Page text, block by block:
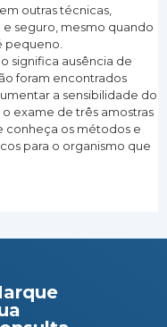
outras técnicas,
seguro, mesmo quando
pequeno.
significa ausência de
foram encontrados
a sensibilidade do
exame de três amostras
conheça os métodos e
para o organismo que